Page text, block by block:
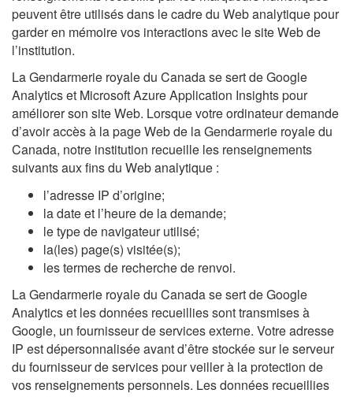
peuvent être utilisés dans le cadre du Web analytique pour
garder en mémoire vos interactions avec le site Web de
l’institution.
La Gendarmerie royale du Canada se sert de Google
Analytics et Microsoft Azure Application Insights pour
améliorer son site Web. Lorsque votre ordinateur demande
d’avoir accès à la page Web de la Gendarmerie royale du
Canada, notre institution recueille les renseignements
suivants aux fins du Web analytique :
l’adresse IP d’origine;
la date et l’heure de la demande;
le type de navigateur utilisé;
la(les) page(s) visitée(s);
les termes de recherche de renvoi.
La Gendarmerie royale du Canada se sert de Google
Analytics et les données recueillies sont transmises à
Google, un fournisseur de services externe. Votre adresse
IP est dépersonnalisée avant d’être stockée sur le serveur
du fournisseur de services pour veiller à la protection de
vos renseignements personnels. Les données recueillies